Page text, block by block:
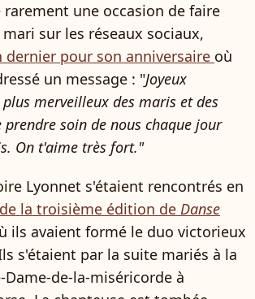
rarement une occasion de faire
sur les réseaux sociaux,
dernier pour son anniversaire où
un message : "Joyeux
merveilleux des maris et des
prendre soin de nous chaque jour
On t'aime très fort."
Lyonnet s'étaient rencontrés en
la troisième édition de Danse
ils avaient formé le duo victorieux
s'étaient par la suite mariés à la
de-la-miséricorde à